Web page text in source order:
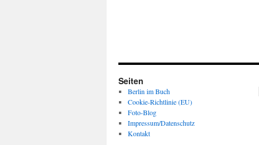
Seiten
Berlin im Buch
Cookie-Richtlinie (EU)
Foto-Blog
Impressum/Datenschutz
Kontakt